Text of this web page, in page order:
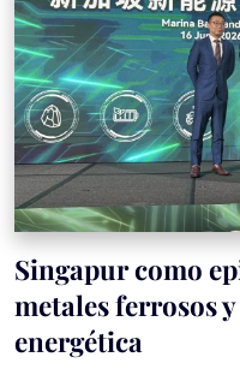
Singapur como
metales ferrosos
energética